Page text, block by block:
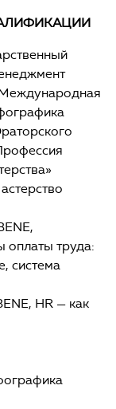
оплаты труда:
система
HR — как